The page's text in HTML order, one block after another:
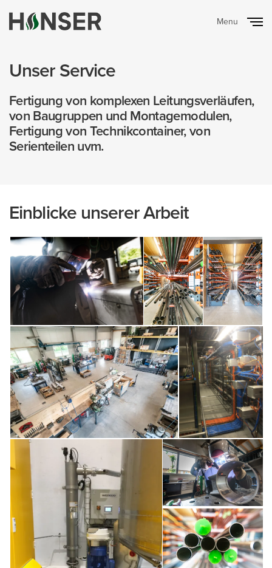
Menu
Unser Service
Fertigung von komplexen Leitungsverläufen,
von Baugruppen und Montagemodulen,
Fertigung von Technikcontainer, von
Serienteilen uvm.
Einblicke unserer Arbeit